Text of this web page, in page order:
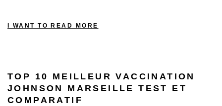
I WANT TO READ MORE
TOP 10 MEILLEUR VACCINATION
JOHNSON MARSEILLE TEST ET
COMPARATIF